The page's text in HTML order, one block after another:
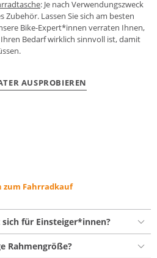
: Je nach Verwendungszweck
Zubehör. Lassen Sie sich am besten
Bike-Expert*innen verraten Ihnen,
Bedarf wirklich sinnvoll ist, damit
AUSPROBIEREN
zum Fahrradkauf
für Einsteiger*innen?
Rahmengröße?